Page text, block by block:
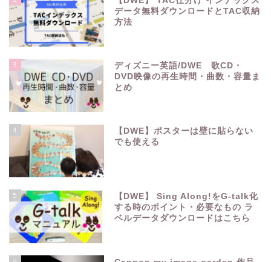
データ無料ダウンロードとTAC収納
方法
3
ディズニー英語/DWE 歌CD・
DVD映像の再生時間・曲数・容量ま
とめ
4
【DWE】ポスターは壁に貼らない
でも使える
5
【DWE】 Sing Along!をG-talk化
する時のポイント・必要なもの ラ
ベルデータダウンロードはこちら